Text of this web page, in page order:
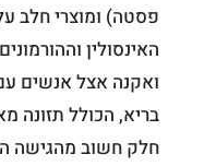
פסטה) ומוצרי חלב
האינסולין
ואקנה אצל אנשים
בריא, הכולל תזונה
חלק חשוב מהגישה